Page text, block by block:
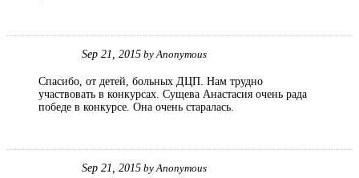
Sep 21, 2015 by Anonymous
Спасибо, от детей, больных ДЦП. Нам трудно
участвовать в конкурсах. Сущева Анастасия очень рада
победе в конкурсе. Она очень старалась.
Sep 21, 2015 by Anonymous